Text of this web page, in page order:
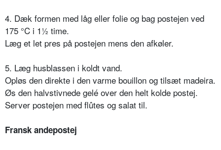
4. Dæk formen med låg eller folie og bag postejen ved
175 °C i 1½ time.
Læg et let pres på postejen mens den afkøler.
5. Læg husblassen i koldt vand.
Opløs den direkte i den varme bouillon og tilsæt madeira.
Øs den halvstivnede gelé over den helt kolde postej.
Server postejen med flûtes og salat til.
Fransk andepostej